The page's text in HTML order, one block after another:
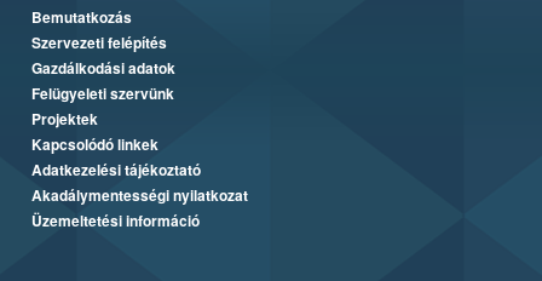
Bemutatkozás
Szervezeti felépítés
Gazdálkodási adatok
Felügyeleti szervünk
Projektek
Kapcsolódó linkek
Adatkezelési tájékoztató
Akadálymentességi nyilatkozat
Üzemeltetési információ